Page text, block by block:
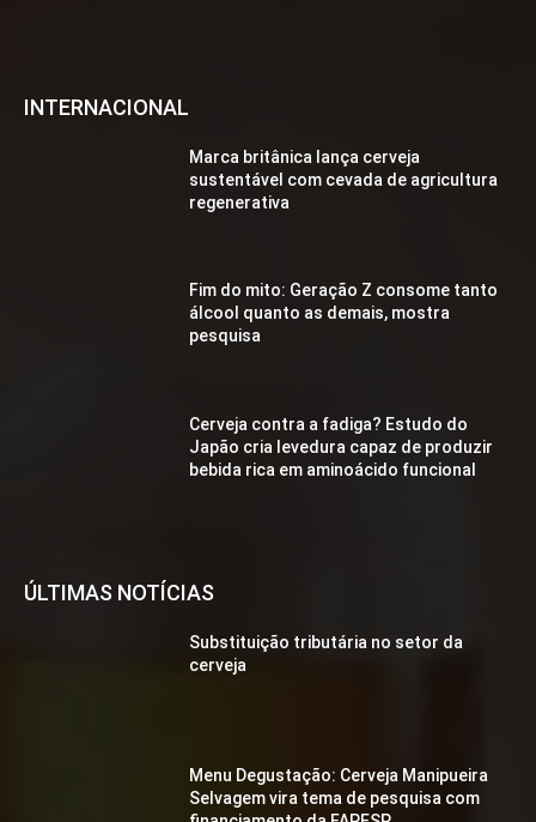
INTERNACIONAL
Marca britânica lança cerveja
sustentável com cevada de agricultura
regenerativa
Fim do mito: Geração Z consome tanto
álcool quanto as demais, mostra
pesquisa
Cerveja contra a fadiga? Estudo do
Japão cria levedura capaz de produzir
bebida rica em aminoácido funcional
ÚLTIMAS NOTÍCIAS
Substituição tributária no setor da
cerveja
Menu Degustação: Cerveja Manipueira
Selvagem vira tema de pesquisa com